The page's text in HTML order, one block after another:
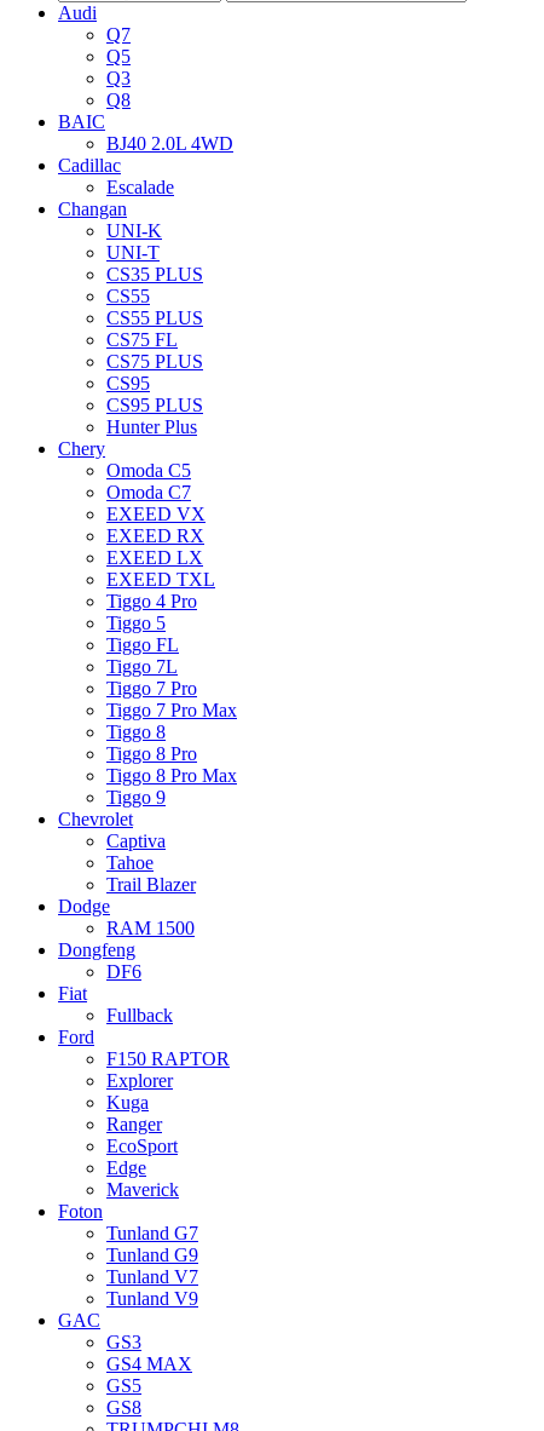
Audi
Q7
Q5
Q3
Q8
BAIC
BJ40 2.0L 4WD
Cadillac
Escalade
Changan
UNI-K
UNI-T
CS35 PLUS
CS55
CS55 PLUS
CS75 FL
CS75 PLUS
CS95
CS95 PLUS
Hunter Plus
Chery
Omoda C5
Omoda C7
EXEED VX
EXEED RX
EXEED LX
EXEED TXL
Tiggo 4 Pro
Tiggo 5
Tiggo FL
Tiggo 7L
Tiggo 7 Pro
Tiggo 7 Pro Max
Tiggo 8
Tiggo 8 Pro
Tiggo 8 Pro Max
Tiggo 9
Chevrolet
Captiva
Tahoe
Trail Blazer
Dodge
RAM 1500
Dongfeng
DF6
Fiat
Fullback
Ford
F150 RAPTOR
Explorer
Kuga
Ranger
EcoSport
Edge
Maverick
Foton
Tunland G7
Tunland G9
Tunland V7
Tunland V9
GAC
GS3
GS4 MAX
GS5
GS8